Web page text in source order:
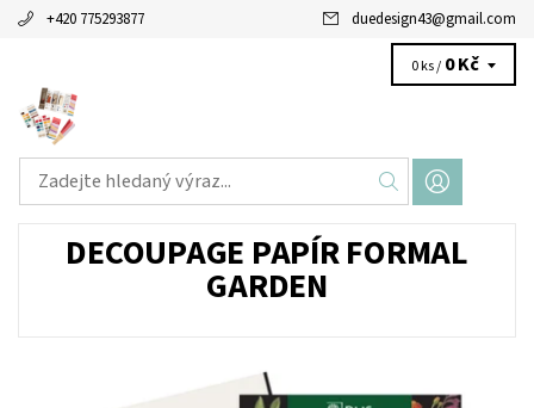
+420 775293877 duedesign43@gmail.com
0 ks / 0 Kč
DECOUPAGE PAPÍR FORMAL
GARDEN